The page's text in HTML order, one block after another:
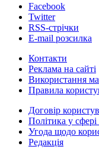
Facebook
Twitter
RSS-стрічки
E-mail розсилка
Контакти
Реклама на сайті
Використання
Правила
Договір
Політика у
Угода щодо
Редакція